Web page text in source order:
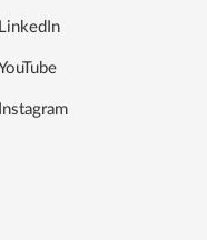
LinkedIn
Instagram